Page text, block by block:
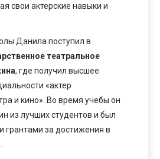
свои актерские навыки и
Данила поступил в
театральное
, где получил высшее
«актер
и кино». Во время учебы он
из лучших студентов и был
грантами за достижения в